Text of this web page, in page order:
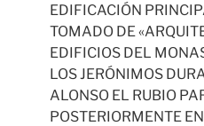
EDIFICACIÓN
TOMADO DE
EDIFICIOS DEL
LOS JERÓNIMOS
ALONSO EL RUBIO
POSTERIORMENTE